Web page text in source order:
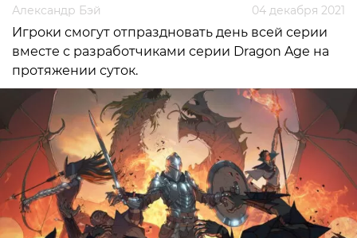
Александр Бэй 04 декабря 2021
Игроки смогут отпраздновать день всей серии
вместе с разработчиками серии Dragon Age на
протяжении суток.